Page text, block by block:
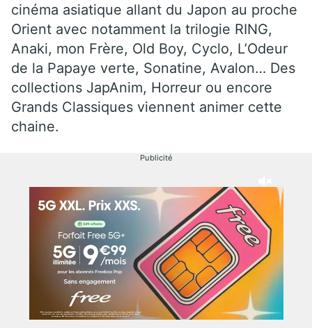
cinéma asiatique allant du Japon au proche
Orient avec notamment la trilogie RING,
Anaki, mon Frère, Old Boy, Cyclo, L’Odeur
de la Papaye verte, Sonatine, Avalon… Des
collections JapAnim, Horreur ou encore
Grands Classiques viennent animer cette
chaine.
Publicité